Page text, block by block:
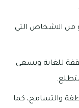
من الاشخاص التي
للغاية ويسعى
والتسامح، كما